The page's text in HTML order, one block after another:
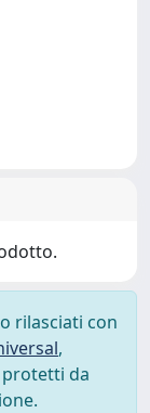
rilasciati con
,
da